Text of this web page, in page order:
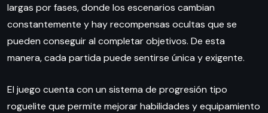
largas por fases, donde los escenarios cambian
constantemente y hay recompensas ocultas que se
pueden conseguir al completar objetivos. De esta
manera, cada partida puede sentirse única y exigente.
El juego cuenta con un sistema de progresión tipo
roguelite que permite mejorar habilidades y equipamiento